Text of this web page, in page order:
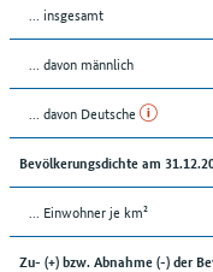
... insgesamt
... davon männlich
... davon Deutsche
Bevölkerungsdichte am
... Einwohner je km²
Zu- (+) bzw. Abnahme (-) der